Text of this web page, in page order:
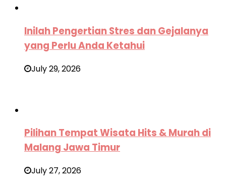
Inilah Pengertian Stres dan Gejalanya
yang Perlu Anda Ketahui
July 29, 2026
Pilihan Tempat Wisata Hits & Murah di
Malang Jawa Timur
July 27, 2026